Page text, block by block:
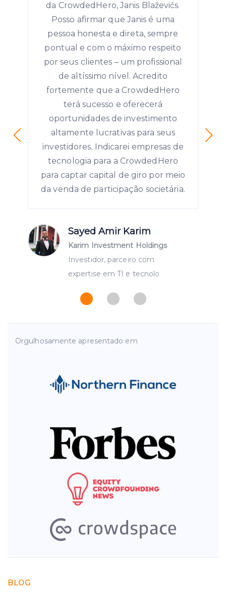
da CrowdedHero, Janis Blaževičs.
Posso afirmar que Janis é uma
pessoa honesta e direta, sempre
pontual e com o máximo respeito
por seus clientes – um profissional
de altíssimo nível. Acredito
fortemente que a CrowdedHero
terá sucesso e oferecerá
oportunidades de investimento
altamente lucrativas para seus
investidores. Indicarei empresas de
tecnologia para a CrowdedHero
para captar capital de giro por meio
da venda de participação societária.
Sayed Amir Karim
Karim Investment Holdings
Investidor, parceiro com
expertise em TI e tecnolo
Orgulhosamente apresentado em
BLOG